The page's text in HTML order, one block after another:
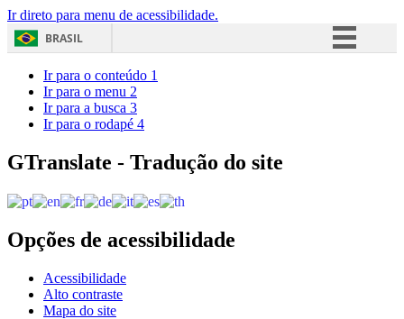
Ir direto para menu de acessibilidade.
BRASIL
Acesso à informação
Ir para o conteúdo 1
Ir para o menu 2
Ir para a busca 3
Ir para o rodapé 4
GTranslate - Tradução do site
Opções de acessibilidade
Acessibilidade
Alto contraste
Mapa do site